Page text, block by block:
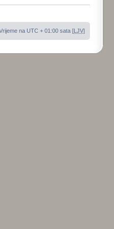
na UTC + 01:00 sata [LJV]